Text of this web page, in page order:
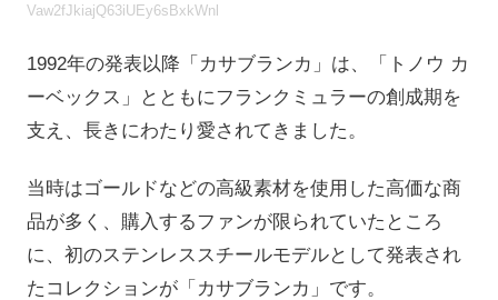
Vaw2fJkiajQ63iUEy6sBxkWnl
1992年の発表以降「カサブランカ」は、「トノウ カ
ーベックス」とともにフランクミュラーの創成期を
支え、長きにわたり愛されてきました。
当時はゴールドなどの高級素材を使用した高価な商
品が多く、購入するファンが限られていたところ
に、初のステンレススチールモデルとして発表され
たコレクションが「カサブランカ」です。